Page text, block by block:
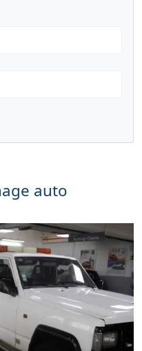
auto